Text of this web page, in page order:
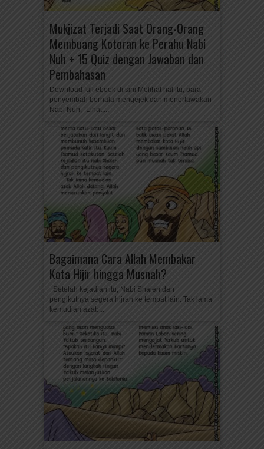
Mukjizat Terjadi Saat Orang-Orang
Membuang Kotoran ke Perahu Nabi
Nuh + 15 Quiz dengan Jawaban dan
Pembahasan
Download full ebook di sini Melihat hal itu, para
penyembah berhala mengejek dan menertawakan
Nabi Nuh, “Lihat,...
Bagaimana Cara Allah Membakar
Kota Hijir hingga Musnah?
Setelah kejadian itu, Nabi Shaleh dan
pengikutnya segera hijrah ke tempat lain. Tak lama
kemudian azab...